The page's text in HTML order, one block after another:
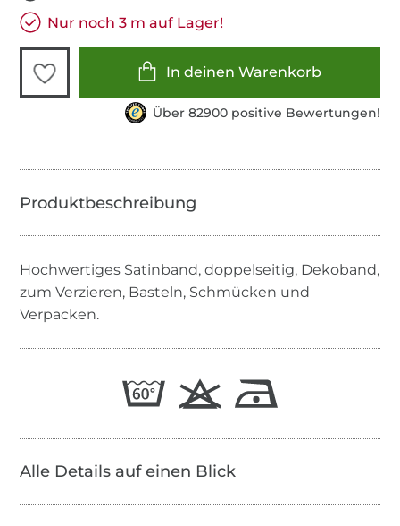
Nur noch 3 m auf Lager!
In deinen Warenkorb
Über 82900 positive Bewertungen!
Hochwertiges Satinband, doppelseitig, Dekoband,
zum Verzieren, Basteln, Schmücken und
Verpacken.
Alle Details auf einen Blick